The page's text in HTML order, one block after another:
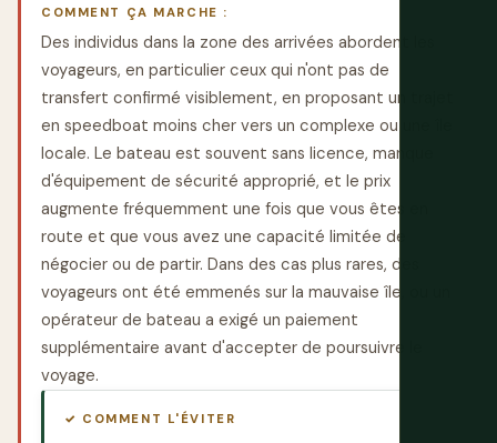
COMMENT ÇA MARCHE :
Des individus dans la zone des arrivées abordent les
voyageurs, en particulier ceux qui n'ont pas de
transfert confirmé visiblement, en proposant un trajet
en speedboat moins cher vers un complexe ou une île
locale. Le bateau est souvent sans licence, manque
d'équipement de sécurité approprié, et le prix
augmente fréquemment une fois que vous êtes en
route et que vous avez une capacité limitée de
négocier ou de partir. Dans des cas plus rares, des
voyageurs ont été emmenés sur la mauvaise île, ou un
opérateur de bateau a exigé un paiement
supplémentaire avant d'accepter de poursuivre le
voyage.
✓ COMMENT L'ÉVITER